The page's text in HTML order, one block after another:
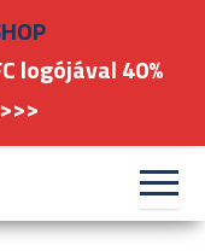
logójával 40%